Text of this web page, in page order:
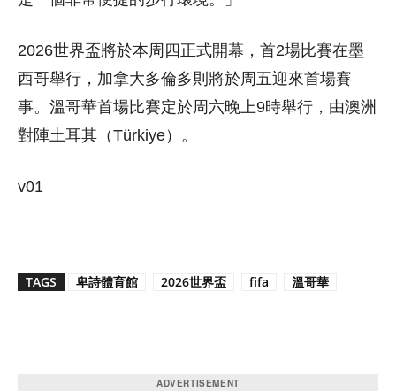
2026世界盃將於本周四正式開幕，首2場比賽在墨
西哥舉行，加拿大多倫多則將於周五迎來首場賽
事。溫哥華首場比賽定於周六晚上9時舉行，由澳洲
對陣土耳其（Türkiye）。
v01
TAGS 卑詩體育館 2026世界盃 fifa 溫哥華